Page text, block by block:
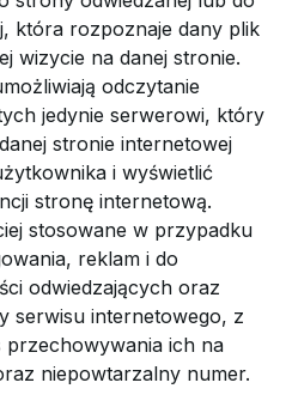
która rozpoznaje dany plik
wizycie na danej stronie.
odczytanie
jedynie serwerowi, który
stronie internetowej
i wyświetlić
stronę internetową.
stosowane w przypadku
reklam i do
odwiedzających oraz
serwisu internetowego, z
ich na
niepowtarzalny numer.